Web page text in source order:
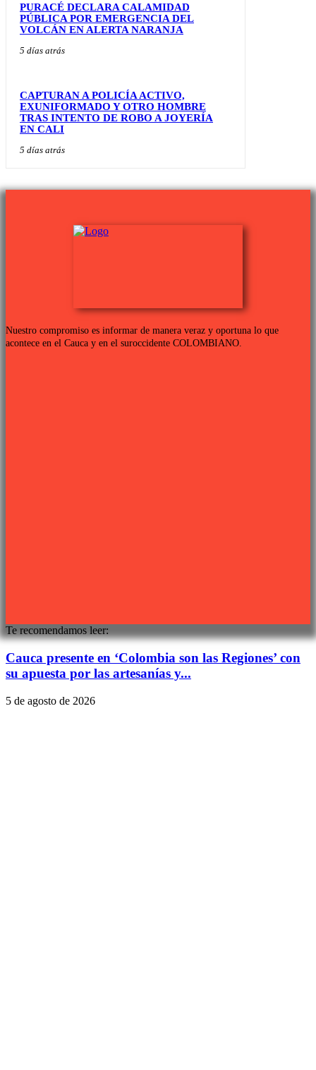
PURACÉ DECLARA CALAMIDAD
PÚBLICA POR EMERGENCIA DEL
VOLCÁN EN ALERTA NARANJA
5 días atrás
CAPTURAN A POLICÍA ACTIVO,
EXUNIFORMADO Y OTRO HOMBRE
TRAS INTENTO DE ROBO A JOYERÍA
EN CALI
5 días atrás
Nuestro compromiso es informar de manera veraz y oportuna lo que
acontece en el Cauca y en el suroccidente COLOMBIANO.
Te recomendamos leer:
Cauca presente en ‘Colombia son las Regiones’ con
su apuesta por las artesanías y...
5 de agosto de 2026